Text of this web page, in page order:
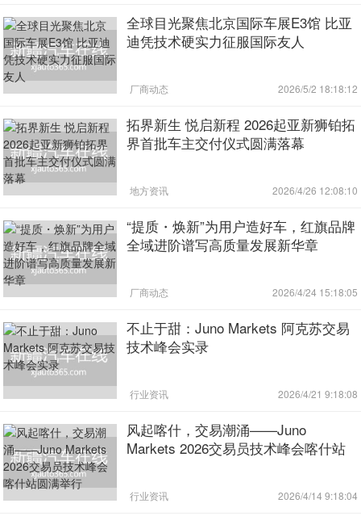
全球目光聚焦北京国际车展E3馆 比亚
迪凭技术硬实力征服国际友人
厂商动态 2026/5/2 18:18:12
拓界新生 悦启新程 2026起亚新狮铂拓
界首批车主交付仪式圆满落幕
地方资讯 2026/4/26 12:08:10
“提质・焕新”为用户造好车，红旗品牌
全域进阶谱写高质量发展新华章
厂商动态 2026/4/24 15:18:05
不止于甜：Juno Markets 阿克苏交易
技术峰会实录
行业资讯 2026/4/21 9:18:08
风起喀什，交易潮涌——Juno
Markets 2026交易员技术峰会喀什站
行业资讯 2026/4/14 9:18:04